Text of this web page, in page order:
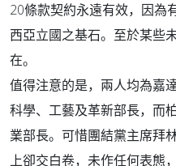
20條款契約永遠有效，因為
西亞立國之基石。至於某些
在。
值得注意的是，兩人均為嘉
科學、工藝及革新部長，而
業部長。可惜團結黨主席拜
上卻交白卷，未作任何表態